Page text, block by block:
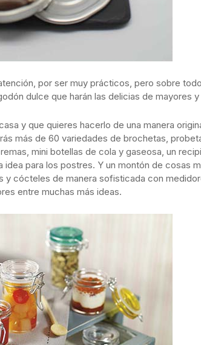
por ser muy prácticos, pero sobre
dulce que harán las delicias de mayores y
y que quieres hacerlo de una manera
más de 60 variedades de brochetas,
mini botellas de cola y gaseosa, un
para los postres. Y un montón de cosas
y cócteles de manera sofisticada con
entre muchas más ideas.